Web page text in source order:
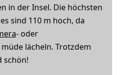
in der Insel. Die höchsten
sind 110 m hoch, da
- oder
lächeln. Trotzdem
schön!